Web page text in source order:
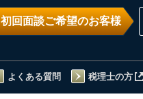
初回面談ご希望のお客様
よくある質問 税理士の方